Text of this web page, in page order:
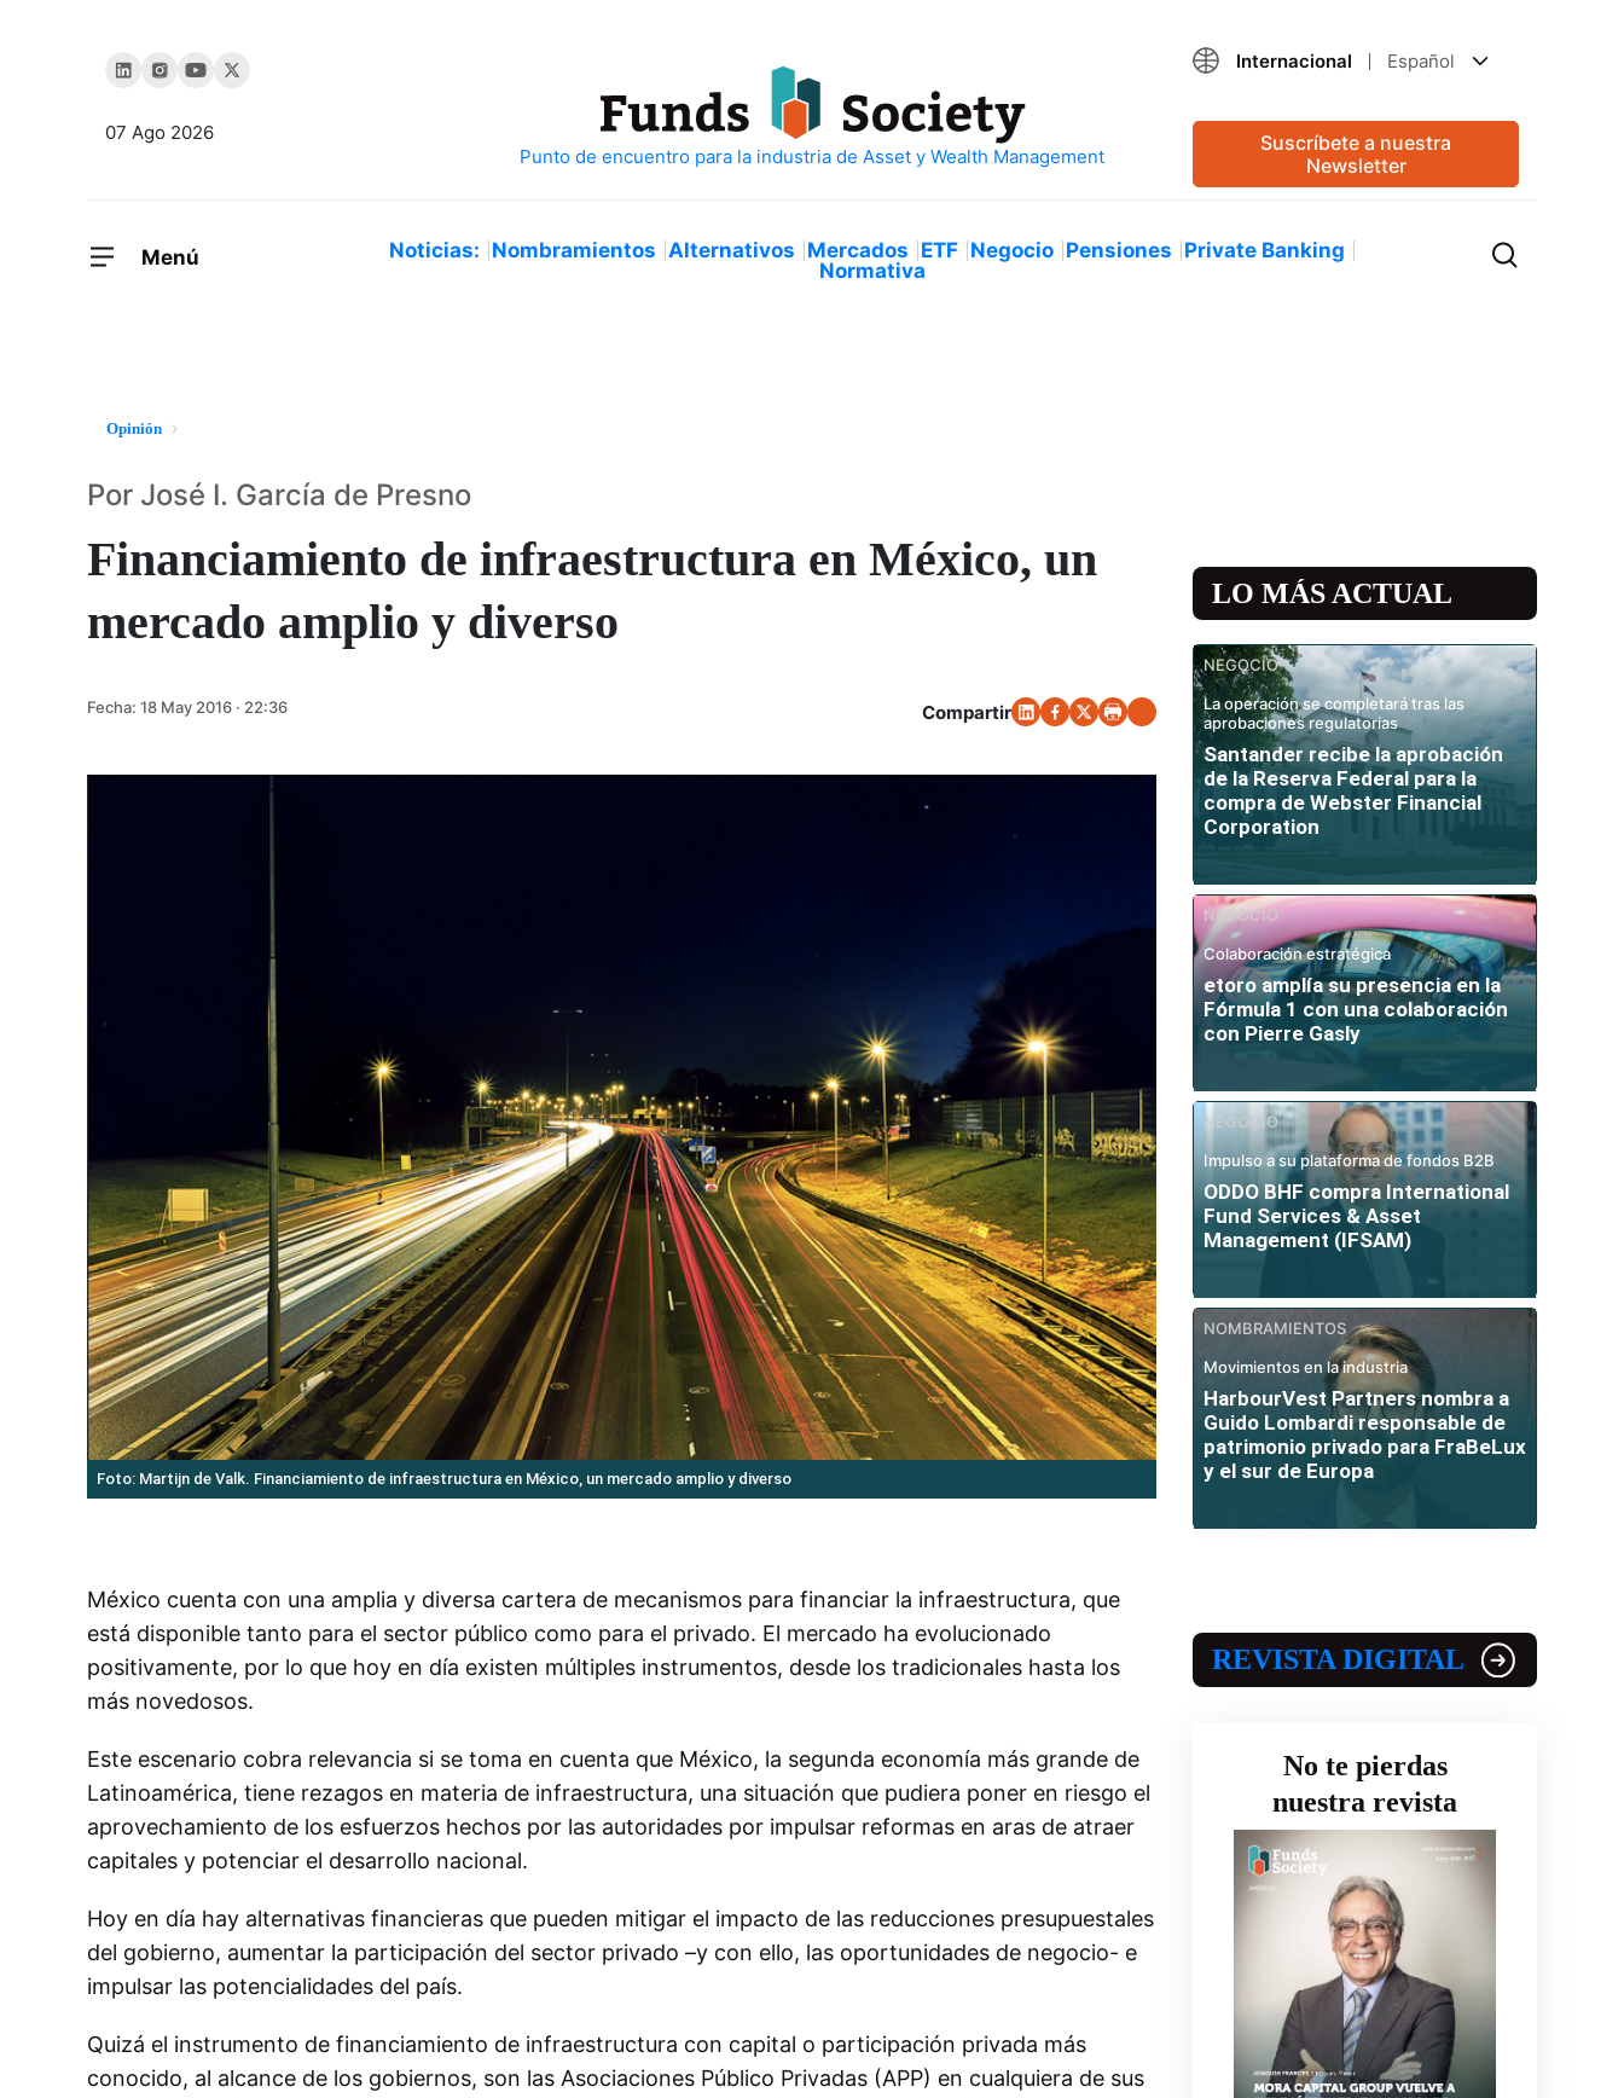
07 Ago 2026
Internacional Español
Suscríbete a nuestra
Newsletter
Menú Noticias: Nombramientos Alternativos Mercados ETF Negocio Pensiones Private Banking
Normativa
Opinión
Financiamiento de infraestructura en México, un
mercado amplio y diverso
Por José I. García de Presno
Fecha: 18 May 2016 · 22:36 Compartir
Foto: Martijn de Valk. Financiamiento de infraestructura en México, un mercado amplio y diverso
México cuenta con una amplia y diversa cartera de mecanismos para financiar la infraestructura, que
está disponible tanto para el sector público como para el privado. El mercado ha evolucionado
positivamente, por lo que hoy en día existen múltiples instrumentos, desde los tradicionales hasta los
más novedosos.
Este escenario cobra relevancia si se toma en cuenta que México, la segunda economía más grande de
Latinoamérica, tiene rezagos en materia de infraestructura, una situación que pudiera poner en riesgo el
aprovechamiento de los esfuerzos hechos por las autoridades por impulsar reformas en aras de atraer
capitales y potenciar el desarrollo nacional.
Hoy en día hay alternativas financieras que pueden mitigar el impacto de las reducciones presupuestales
del gobierno, aumentar la participación del sector privado –y con ello, las oportunidades de negocio- e
impulsar las potencialidades del país.
Quizá el instrumento de financiamiento de infraestructura con capital o participación privada más
conocido, al alcance de los gobiernos, son las Asociaciones Público Privadas (APP) en cualquiera de sus
LO MÁS ACTUAL
NEGOCIO
La operación se completará tras las
aprobaciones regulatorias
Santander recibe la aprobación
de la Reserva Federal para la
compra de Webster Financial
Corporation
NEGOCIO
Colaboración estratégica
etoro amplía su presencia en la
Fórmula 1 con una colaboración
con Pierre Gasly
NEGOCIO
Impulso a su plataforma de fondos B2B
ODDO BHF compra International
Fund Services & Asset
Management (IFSAM)
NOMBRAMIENTOS
Movimientos en la industria
HarbourVest Partners nombra a
Guido Lombardi responsable de
patrimonio privado para FraBeLux
y el sur de Europa
REVISTA DIGITAL
No te pierdas
nuestra revista